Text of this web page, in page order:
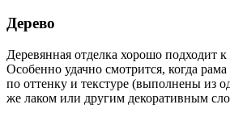
Дерево
Деревянная отделка хорошо подходит
Особенно удачно смотрится, когда
по оттенку и текстуре (выполнены из
же лаком или другим декоративным